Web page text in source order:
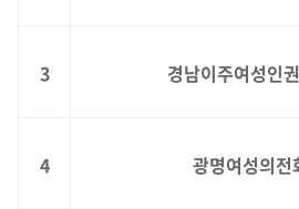
3 경남이주여성인
4 광명여성의전